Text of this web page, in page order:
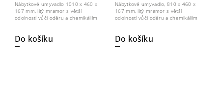
Do košíku
Nábytkové umyvadlo 1010 x 460 x
167 mm, litý mramor s větší
odolností vůči oděru a chemikáliím
Do košíku
Nábytkové umyvadlo, 810 x 460 x
167 mm, litý mramor s větší
odolností vůči oděru a chemikáliím